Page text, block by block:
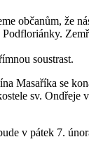
občanům, že
soustrast.
Masaříka se
sv. Ondřeje
v pátek 7.